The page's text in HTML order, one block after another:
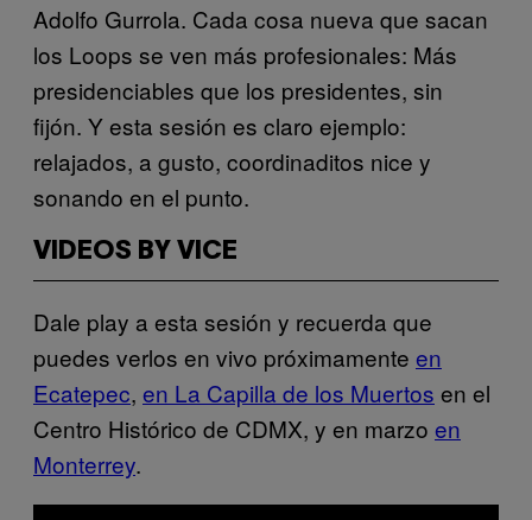
Adolfo Gurrola. Cada cosa nueva que sacan
los Loops se ven más profesionales: Más
presidenciables que los presidentes, sin
fijón. Y esta sesión es claro ejemplo:
relajados, a gusto, coordinaditos nice y
sonando en el punto.
VIDEOS BY VICE
Dale play a esta sesión y recuerda que
puedes verlos en vivo próximamente en
Ecatepec, en La Capilla de los Muertos en el
Centro Histórico de CDMX, y en marzo en
Monterrey.